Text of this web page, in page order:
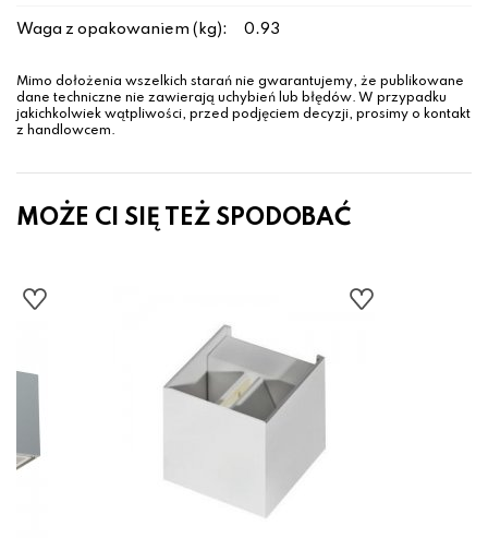
Waga z opakowaniem (kg): 0.93
Mimo dołożenia wszelkich starań nie gwarantujemy, że publikowane
dane techniczne nie zawierają uchybień lub błędów. W przypadku
jakichkolwiek wątpliwości, przed podjęciem decyzji, prosimy o kontakt
z handlowcem.
MOŻE CI SIĘ TEŻ SPODOBAĆ